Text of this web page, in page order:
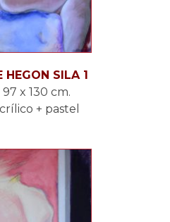
HEGON SILA 1
x 130 cm.
+ pastel